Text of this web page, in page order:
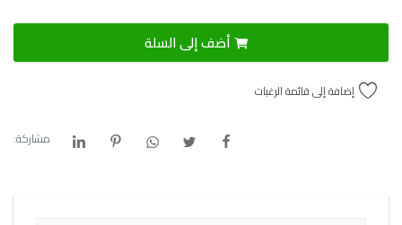
أضف إلى السلة
إضافة إلى قائمة الرغبات
مشاركة: